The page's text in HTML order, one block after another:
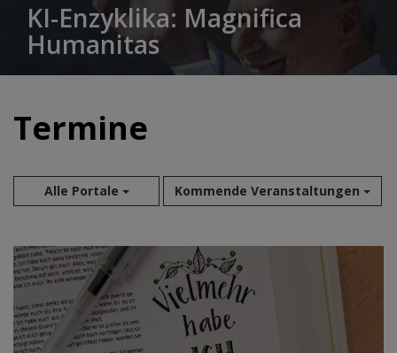
KI-Enzyklika: Magnifica
Humanitas
Termine
Alle Portale Kommende Veranstaltungen
Aug 2026
Sep 2026
Okt 2026
Nov 2026
Dez 2026